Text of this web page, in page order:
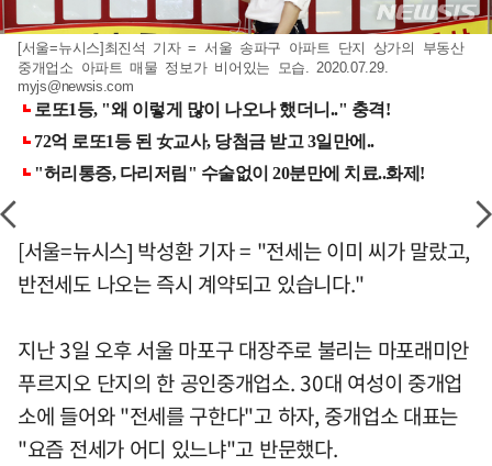
[서울=뉴시스]최진석 기자 = 서울 송파구 아파트 단지 상가의 부동산
중개업소 아파트 매물 정보가 비어있는 모습. 2020.07.29.
myjs@newsis.com
[서울=뉴시스] 박성환 기자 = "전세는 이미 씨가 말랐고,
반전세도 나오는 즉시 계약되고 있습니다."
지난 3일 오후 서울 마포구 대장주로 불리는 마포래미안
푸르지오 단지의 한 공인중개업소. 30대 여성이 중개업
소에 들어와 "전세를 구한다"고 하자, 중개업소 대표는
"요즘 전세가 어디 있느냐"고 반문했다.